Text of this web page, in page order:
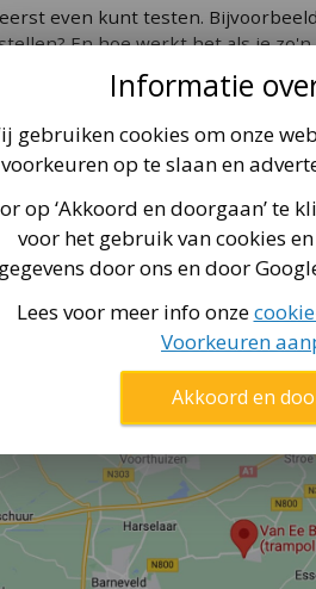
BERG skelters.
viadeze pagina.
even kunt testen.
En hoe werkt het als je zo'n
skelterwinkel in
buiten, dan kun je echt goed
Informatie
gebruiken cookies om onze
voorkeuren op te slaan en
op ‘Akkoord en doorgaan’ te
voor het gebruik van cookies
gegevens door ons en door
Lees voor meer info onze
Voorkeuren
Akkoord en